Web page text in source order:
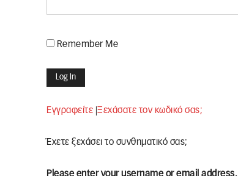
Remember Me
Εγγραφείτε Ξεχάσατε τον κωδικό σας;
Έχετε ξεχάσει το συνθηματικό σας;
Please enter your username or email address.